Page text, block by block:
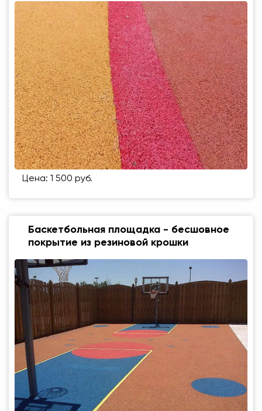
Цена: 1 500 руб.
Баскетбольная площадка - бесшовное
покрытие из резиновой крошки